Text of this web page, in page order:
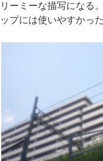
リーミーな描写になる
ップには使いやすかった